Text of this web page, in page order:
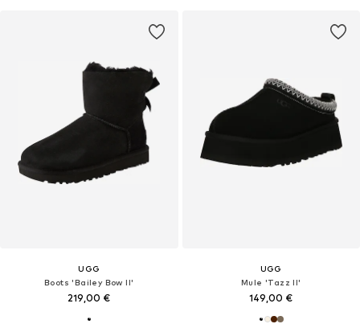
UGG
Boots 'Bailey Bow II'
219,00 €
UGG
Mule 'Tazz II'
149,00 €